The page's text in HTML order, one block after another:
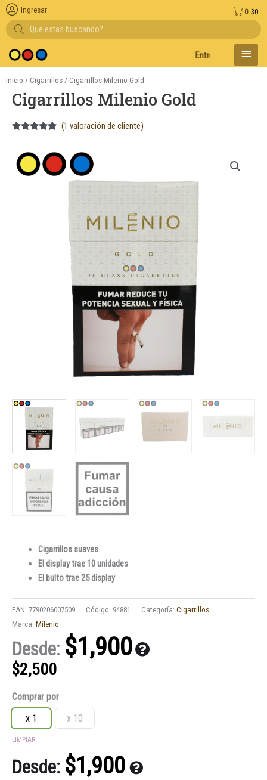
Búsqueda
de
productos
Entregas en el día en
$0
0
Ingresar
MENÚ
Inicio / Cigarrillos / Cigarrillos Milenio Gold
Cigarrillos Milenio Gold
5 basado
en
puntuación
(1 valoración de cliente)
Cigarrillos suaves
El display trae 10 unidades
El bulto trae 25 display
EAN: 7790206007509 Código: 94881 Categoría: Cigarrillos
Marca: Milenio
Desde: $1,900
$2,500
Comprar por
x 1
x 10
LIMPIAR
Desde: $1,900
Milenio
Gold
cantidad